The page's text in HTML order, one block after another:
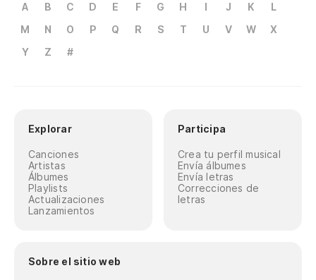
A B C D E F G H I J K
L
M
N O P Q R S T U V W
X
Y
Z #
Explorar
Canciones
Artistas
Álbumes
Playlists
Actualizaciones
Lanzamientos
Participa
Crea tu perfil musical
Envía álbumes
Envía letras
Correcciones de
letras
Sobre el sitio web